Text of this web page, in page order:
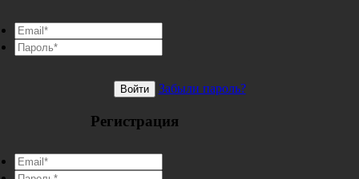
Войти Забыли пароль?
Регистрация